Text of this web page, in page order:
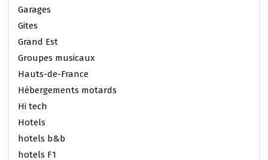
Garages
Gites
Grand Est
Groupes musicaux
Hauts-de-France
Hébergements motards
Hi tech
Hotels
hotels b&b
hotels F1